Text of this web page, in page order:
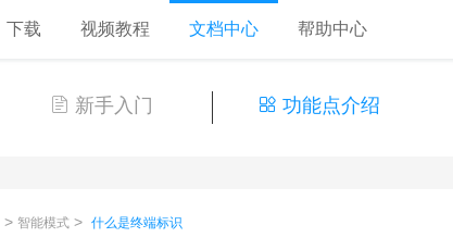
下载 视频教程 文档中心 帮助中心
新手入门 功能点介绍
> 智能模式 > 什么是终端标识